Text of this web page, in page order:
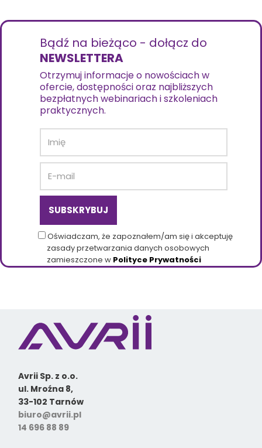
Bądź na bieżąco - dołącz do
NEWSLETTERA
Otrzymuj informacje o nowościach w
ofercie, dostępności oraz najbliższych
bezpłatnych webinariach i szkoleniach
praktycznych.
Oświadczam, że zapoznałem/am się i akceptuję
zasady przetwarzania danych osobowych
zamieszczone w Polityce Prywatności
Avrii Sp. z o.o.
ul. Mroźna 8,
33-102 Tarnów
biuro@avrii.pl
14 696 88 89